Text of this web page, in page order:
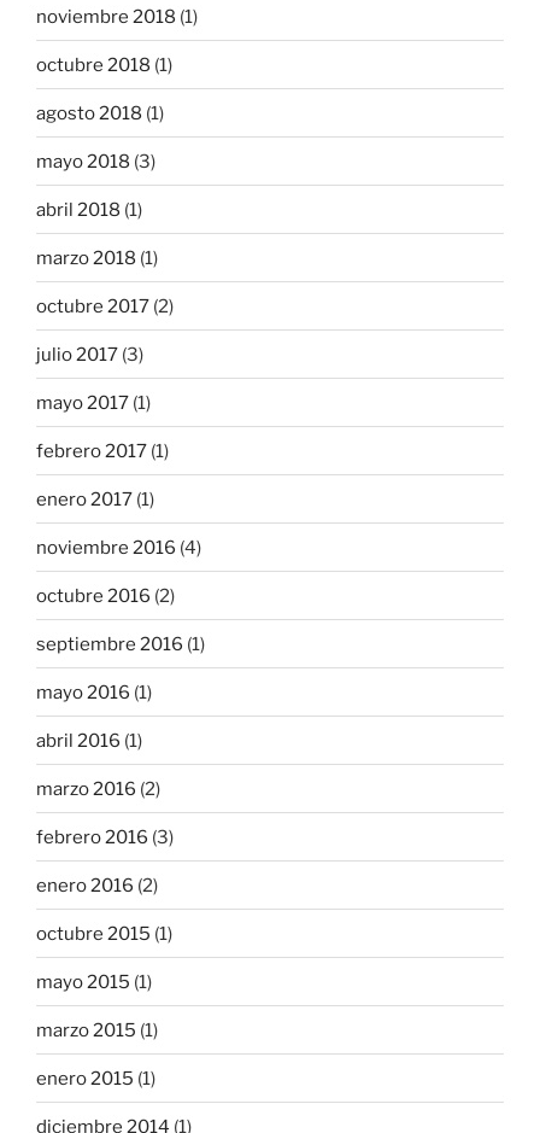
noviembre 2018 (1)
octubre 2018 (1)
agosto 2018 (1)
mayo 2018 (3)
abril 2018 (1)
marzo 2018 (1)
octubre 2017 (2)
julio 2017 (3)
mayo 2017 (1)
febrero 2017 (1)
enero 2017 (1)
noviembre 2016 (4)
octubre 2016 (2)
septiembre 2016 (1)
mayo 2016 (1)
abril 2016 (1)
marzo 2016 (2)
febrero 2016 (3)
enero 2016 (2)
octubre 2015 (1)
mayo 2015 (1)
marzo 2015 (1)
enero 2015 (1)
diciembre 2014 (1)